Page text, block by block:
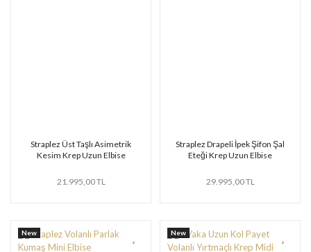
Straplez Üst Taşlı Asimetrik
Kesim Krep Uzun Elbise
21.995,00 TL
Straplez Drapeli İpek Şifon Şal
Eteği Krep Uzun Elbise
29.995,00 TL
New New